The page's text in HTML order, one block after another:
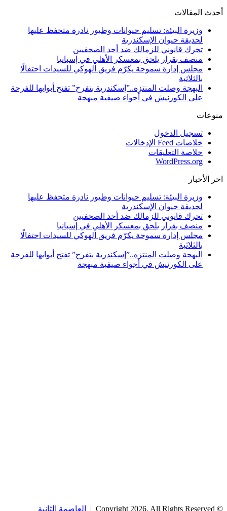
أحدث المقالات
وزيرة البيئة: تسليم حيوانات وطيور نادرة متحفظ عليها
لحديقة حيوان الإسكندرية
تحرك قانوني للزمالك ضد أحد الصحفيين
منصف بقرار يلحق بمعسكر الأهلي في إسبانيا
مجلس إدارة سموحة يكرّم فريق الهوكي للسيدات احتفالًا
بالثلاثية
البهجة وصلت المنتزه..”إسكندرية بتفرح” تفتح أبوابها للفرحة
على الكورنيش في أجواء صيفية مبهجة
منوعات
تسجيل الدخول
خلاصات Feed الإدخالات
خلاصة التعليقات
WordPress.org
اخر الأخبار
وزيرة البيئة: تسليم حيوانات وطيور نادرة متحفظ عليها
لحديقة حيوان الإسكندرية
تحرك قانوني للزمالك ضد أحد الصحفيين
منصف بقرار يلحق بمعسكر الأهلي في إسبانيا
مجلس إدارة سموحة يكرّم فريق الهوكي للسيدات احتفالًا
بالثلاثية
البهجة وصلت المنتزه..”إسكندرية بتفرح” تفتح أبوابها للفرحة
على الكورنيش في أجواء صيفية مبهجة
© Copyright 2026, All Rights Reserved | العاصمة الثانية